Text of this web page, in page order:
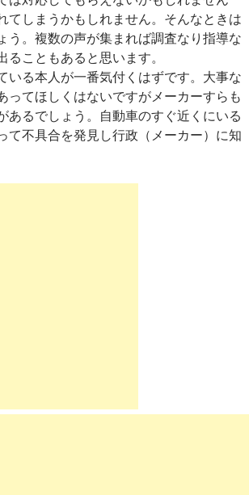
てしまうかもしれません。そんなときは
う。複数の声が集まれば調査なり指導な
ることもあると思います。
いる本人が一番気付くはずです。大事な
ってほしくはないですがメーカーすらも
あるでしょう。自動車のすぐ近くにいる
て不具合を発見し行政（メーカー）に知